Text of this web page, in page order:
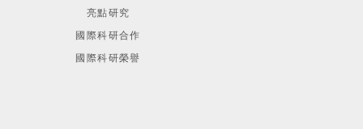
亮點研究
國際科研合作
國際科研榮譽